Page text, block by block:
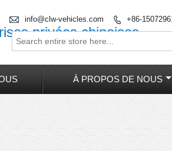
privées chinoises
 info@clw-vehicles.com  +86-
À PROPOS DE NOUS